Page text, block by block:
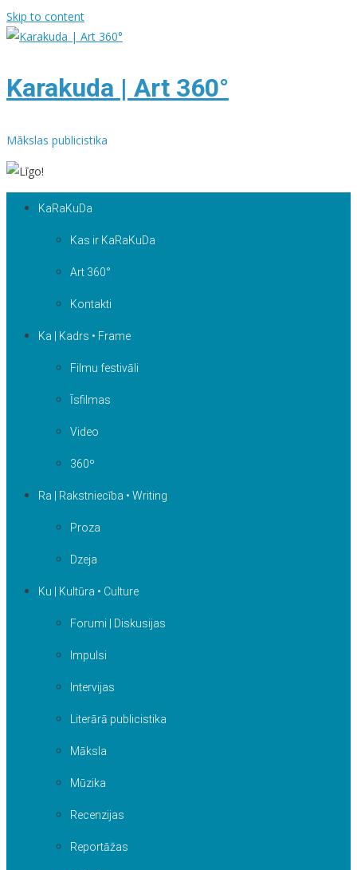
Skip to content
Karakuda | Art 360°
Mākslas publicistika
KaRaKuDa
Kas ir KaRaKuDa
Art 360°
Kontakti
Ka | Kadrs • Frame
Filmu festivāli
Īsfilmas
Video
360º
Ra | Rakstniecība • Writing
Proza
Dzeja
Ku | Kultūra • Culture
Forumi | Diskusijas
Impulsi
Intervijas
Literārā publicistika
Māksla
Mūzika
Recenzijas
Reportāžas